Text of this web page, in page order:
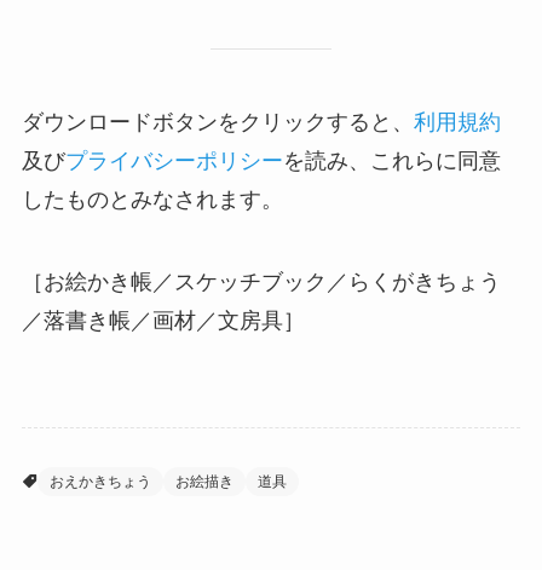
ダウンロードボタンをクリックすると、 利用規約
及びプライバシーポリシーを読み、これらに同意
したものとみなされます。
［お絵かき帳／スケッチブック／らくがきちょう
／落書き帳／画材／文房具］
おえかきちょう お絵描き 道具